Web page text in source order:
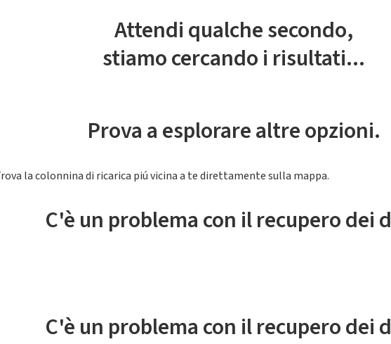
Attendi qualche secondo,
stiamo cercando i risultati...
Prova a esplorare altre opzioni.
la colonnina di ricarica piú vicina a te direttamente sulla mappa.
C'è un problema con il recupero dei
C'è un problema con il recupero dei